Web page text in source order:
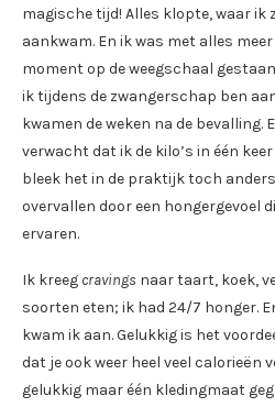
magische tijd! Alles klopte, waar ik
aankwam. En ik was met alles
moment op de weegschaal
ik tijdens de zwangerschap ben
kwamen de weken na de bevalling.
verwacht dat ik de kilo’s in één
bleek het in de praktijk toch
overvallen door een hongergevoel
ervaren.
Ik kreeg cravings naar taart, koek,
soorten eten; ik had 24/7 honger.
kwam ik aan. Gelukkig is het
dat je ook weer heel veel calorieën
gelukkig maar één kledingmaat